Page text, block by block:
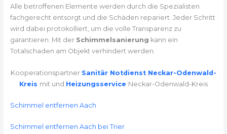
Alle betroffenen Elemente werden durch die Spezialisten
fachgerecht entsorgt und die Schäden repariert. Jeder Schritt
wird dabei protokolliert, um die volle Transparenz zu
garantieren. Mit der Schimmelsanierung kann ein
Totalschaden am Objekt verhindert werden.
Kooperationspartner Sanitär Notdienst Neckar-Odenwald-
Kreis mit und Heizungsservice Neckar-Odenwald-Kreis
Schimmel entfernen Aach
Schimmel entfernen Aach bei Trier